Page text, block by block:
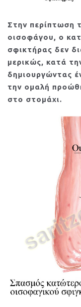
Στην περίπτωση
οισοφάγου, ο
σφικτήρας δεν
μερικώς, κατά
δημιουργώντας
την ομαλή
στο στομάχι.